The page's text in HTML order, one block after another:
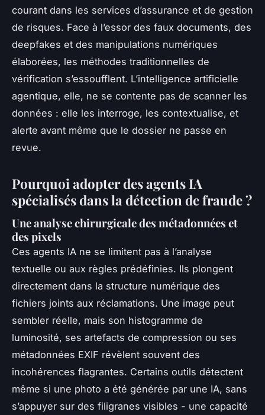
courant dans les services d’assurance et de gestion
de risques. Face à l’essor des faux documents, des
deepfakes et des manipulations numériques
élaborées, les méthodes traditionnelles de
vérification s’essoufflent. L’intelligence artificielle
agentique, elle, ne se contente pas de scanner les
données : elle les interroge, les contextualise, et
alerte avant même que le dossier ne passe en
revue.
Pourquoi adopter des agents IA
spécialisés dans la détection de fraude ?
Une analyse chirurgicale des métadonnées et
des pixels
Ces agents IA ne se limitent pas à l’analyse
textuelle ou aux règles prédéfinies. Ils plongent
directement dans la structure numérique des
fichiers joints aux réclamations. Une image peut
sembler réelle, mais son histogramme de
luminosité, ses artefacts de compression ou ses
métadonnées EXIF révèlent souvent des
incohérences flagrantes. Certains outils détectent
même si une photo a été générée par une IA, sans
s’appuyer sur des filigranes visibles - une capacité